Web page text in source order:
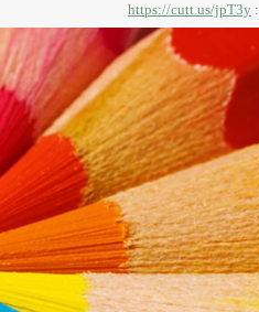
https://cutt.us/jpT3y